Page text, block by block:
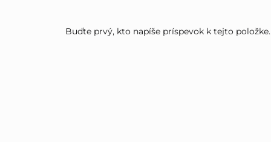
Buďte prvý, kto napíše príspevok k tejto položke.